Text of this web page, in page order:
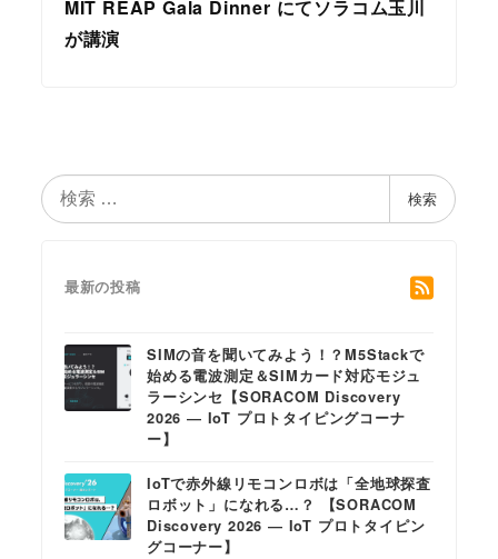
MIT REAP Gala Dinner にてソラコム玉川
が講演
検
索
検索
最新の投稿
SIMの音を聞いてみよう！？M5Stackで
始める電波測定＆SIMカード対応モジュ
ラーシンセ【SORACOM Discovery
2026 ― IoT プロトタイピングコーナ
ー】
IoTで赤外線リモコンロボは「全地球探査
ロボット」になれる…？ 【SORACOM
Discovery 2026 ― IoT プロトタイピン
グコーナー】